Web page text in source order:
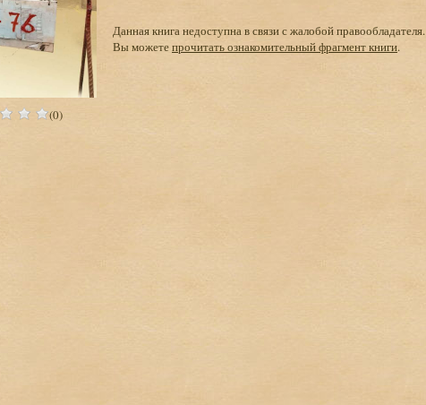
(0)
Данная книга недоступна в связи с жалобой правообладателя.
Вы можетепрочитать ознакомительный фрагмент книги.